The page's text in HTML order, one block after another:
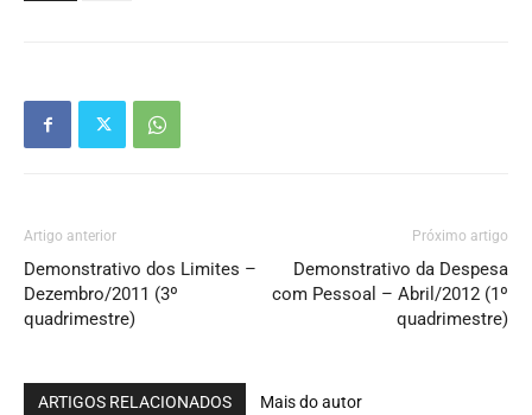
Artigo anterior
Demonstrativo dos Limites –
Dezembro/2011 (3º
quadrimestre)
Próximo artigo
Demonstrativo da Despesa
com Pessoal – Abril/2012 (1º
quadrimestre)
ARTIGOS RELACIONADOS Mais do autor